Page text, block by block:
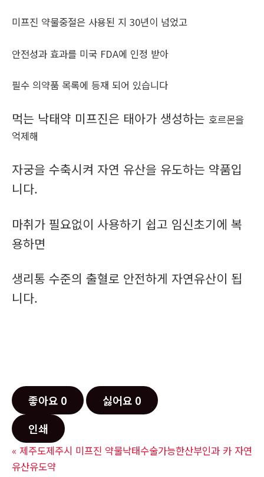
미프진 약물중절은 사용된 지 30년이 넘었고
안전성과 효과를 미국 FDA에 인정 받아
필수 의약품 목록에 등재 되어 있습니다
먹는 낙태약 미프진은 태아가 생성하는 호르몬을
억제해
자궁을 수축시켜 자연 유산을 유도하는 약품입
니다.
마취가 필요없이 사용하기 쉽고 임신초기에 복
용하면
생리통 수준의 출혈로 안전하게 자연유산이 됩
니다.
좋아요 0 싫어요 0
인쇄
« 제주도제주시 미프진 약물낙태수술가능한산부인과 카 자연
유산유도약